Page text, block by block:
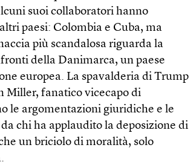
suoi collaboratori hanno
paesi: Colombia e Cuba, ma
più scandalosa riguarda la
della Danimarca, un paese
europea. La spavalderia di Trump
Miller, fanatico vicecapo di
le argomentazioni giuridiche e le
chi ha applaudito la deposizione di
un briciolo di moralità, solo